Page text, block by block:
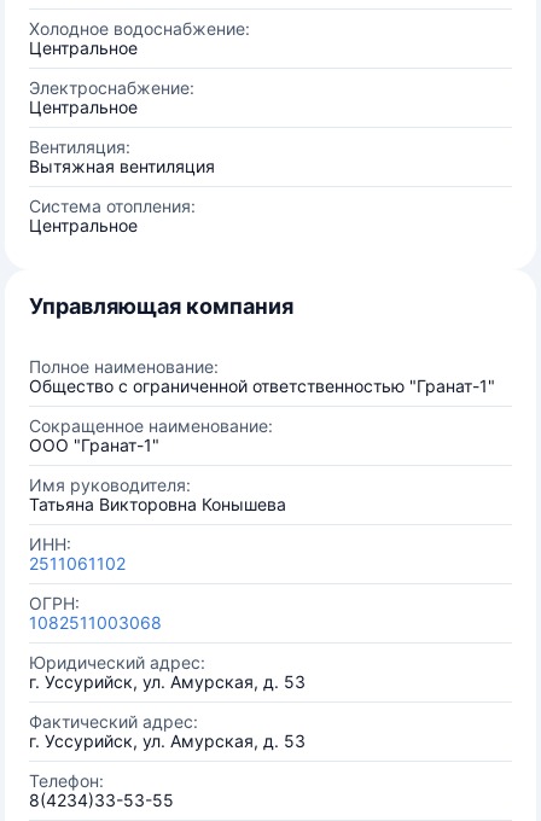
Холодное водоснабжение:
Центральное
Электроснабжение:
Центральное
Вентиляция:
Вытяжная вентиляция
Система отопления:
Центральное
Управляющая компания
Полное наименование:
Общество с ограниченной ответственностью "Гранат-1"
Сокращенное наименование:
ООО "Гранат-1"
Имя руководителя:
Татьяна Викторовна Конышева
ИНН:
2511061102
ОГРН:
1082511003068
Юридический адрес:
г. Уссурийск, ул. Амурская, д. 53
Фактический адрес:
г. Уссурийск, ул. Амурская, д. 53
Телефон:
8(4234)33-53-55